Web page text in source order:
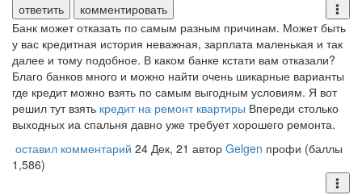
ответить
комментировать
Банк может отказать по самым разным причинам. Может быть
у вас кредитная история неважная, зарплата маленькая и так
далее и тому подобное. В каком банке кстати вам отказали?
Благо банков много и можно найти очень шикарные варианты
где кредит можно взять по самым выгодным условиям. Я вот
решил тут взять кредит на ремонт квартиры Впереди столько
выходных иа спальня давно уже требует хорошего ремонта.
оставил комментарий 24 Дек, 21 автор Gelgen профи (баллы
1,586)